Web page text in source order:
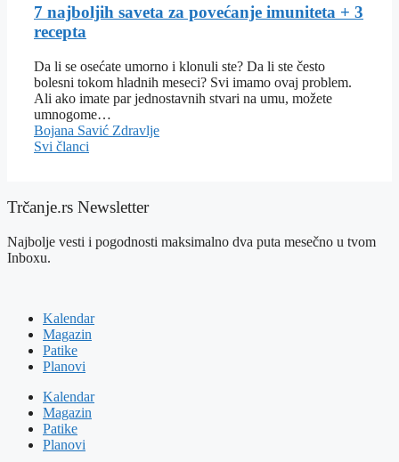
7 najboljih saveta za povećanje imuniteta + 3
recepta
Da li se osećate umorno i klonuli ste? Da li ste često
bolesni tokom hladnih meseci? Svi imamo ovaj problem.
Ali ako imate par jednostavnih stvari na umu, možete
umnogome…
Bojana Savić Zdravlje
Svi članci
Trčanje.rs Newsletter
Najbolje vesti i pogodnosti maksimalno dva puta mesečno u tvom
Inboxu.
Kalendar
Magazin
Patike
Planovi
Kalendar
Magazin
Patike
Planovi